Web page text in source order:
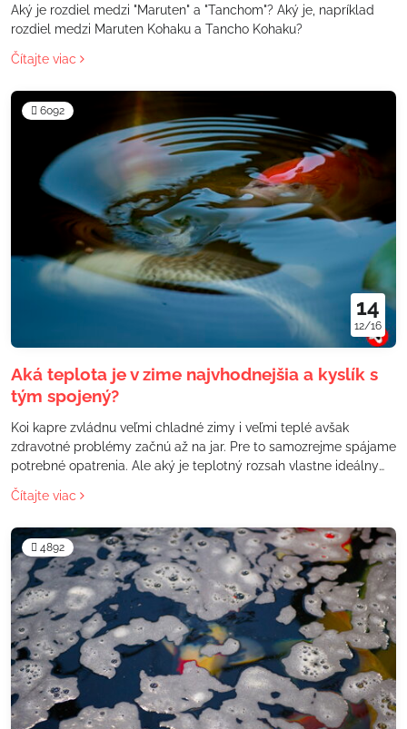
Aký je rozdiel medzi "Maruten" a "Tanchom"? Aký je, napríklad
rozdiel medzi Maruten Kohaku a Tancho Kohaku?
Čítajte viac
6092
14
12/16
Aká teplota je v zime najvhodnejšia a kyslík s
tým spojený?
Koi kapre zvládnu veľmi chladné zimy i veľmi teplé avšak
zdravotné problémy začnú až na jar. Pre to samozrejme spájame
potrebné opatrenia. Ale aký je teplotný rozsah vlastne ideálny
pre prezimovanie koi?
Čítajte viac
4892